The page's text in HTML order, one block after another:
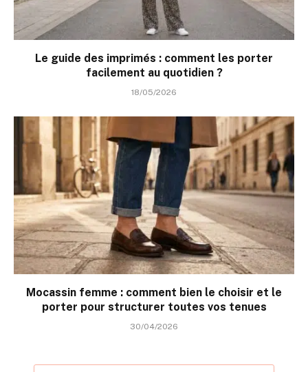
Le guide des imprimés : comment les porter
facilement au quotidien ?
18/05/2026
Mocassin femme : comment bien le choisir et le
porter pour structurer toutes vos tenues
30/04/2026